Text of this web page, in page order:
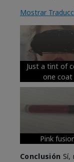
Mostrar
Just a tint of
one coat
Pink
Conclusión Sí,